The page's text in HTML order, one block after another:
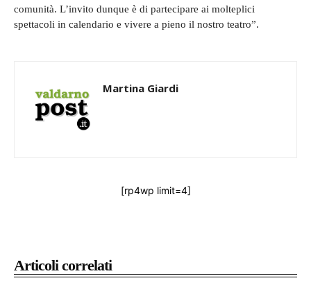
Articoli correlati
comunità. L’invito dunque è di partecipare ai molteplici
spettacoli in calendario e vivere a pieno il nostro teatro”.
Martina Giardi
[rp4wp limit=4]